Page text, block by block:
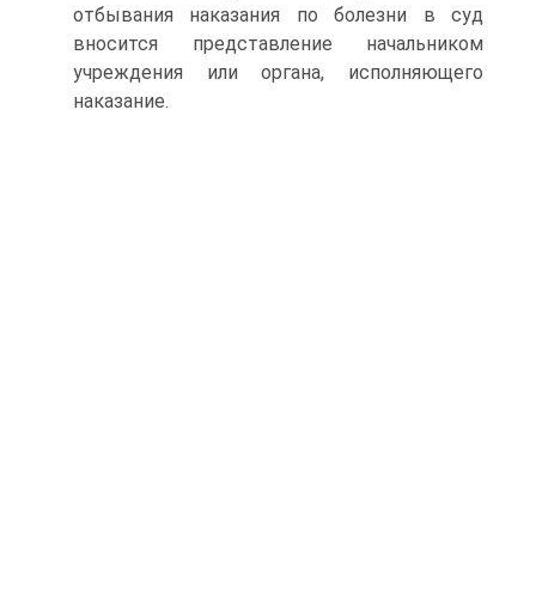
отбывания наказания по болезни в суд
вносится представление начальником
учреждения или органа, исполняющего
наказание.